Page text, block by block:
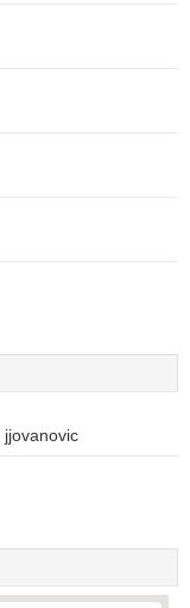
jjovanovic